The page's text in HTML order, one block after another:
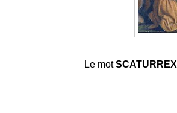
Le motSCATURREX